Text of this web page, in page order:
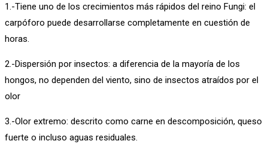
1.-Tiene uno de los crecimientos más rápidos del reino Fungi: el
carpóforo puede desarrollarse completamente en cuestión de
horas.
2.-Dispersión por insectos: a diferencia de la mayoría de los
hongos, no dependen del viento, sino de insectos atraídos por el
olor
3.-Olor extremo: descrito como carne en descomposición, queso
fuerte o incluso aguas residuales.